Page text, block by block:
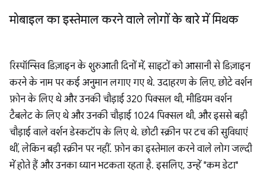
मोबाइल का इस्तेमाल करने वाले लोगों के बारे में मिथक
रिस्पॉन्सिव डिज़ाइन के शुरुआती दिनों में, साइटों को आसानी से डिज़ाइन
करने के नाम पर कई अनुमान लगाए गए थे. उदाहरण के लिए, छोटे वर्शन
फ़ोन के लिए थे और उनकी चौड़ाई 320 पिक्सल थी, मीडियम वर्शन
टैबलेट के लिए थे और उनकी चौड़ाई 1024 पिक्सल थी, और इससे बड़ी
चौड़ाई वाले वर्शन डेस्कटॉप के लिए थे. छोटी स्क्रीन पर टच की सुविधाएं
थीं, लेकिन बड़ी स्क्रीन पर नहीं. फ़ोन का इस्तेमाल करने वाले लोग जल्दी
में होते हैं और उनका ध्यान भटकता रहता है. इसलिए, उन्हें "कम डेटा"